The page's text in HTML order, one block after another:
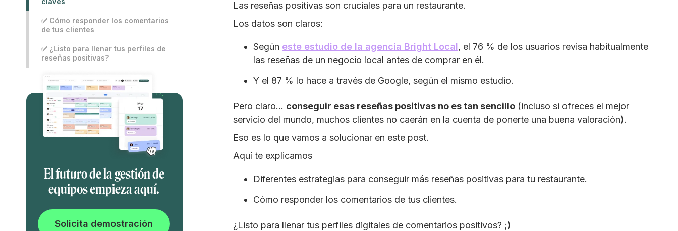
✅ Cómo responder los comentarios
de tus clientes
✅ ¿Listo para llenar tus perfiles de
reseñas positivas?
El futuro de la gestión de
equipos empieza aquí.
Solicita demostración
Las reseñas positivas son cruciales para un restaurante.
Los datos son claros:
Según este estudio de la agencia Bright Local, el 76 % de los usuarios revisa habitualmente
las reseñas de un negocio local antes de comprar en él.
Y el 87 % lo hace a través de Google, según el mismo estudio.
Pero claro… conseguir esas reseñas positivas no es tan sencillo (incluso si ofreces el mejor
servicio del mundo, muchos clientes no caerán en la cuenta de ponerte una buena valoración).
Eso es lo que vamos a solucionar en este post.
Aquí te explicamos
Diferentes estrategias para conseguir más reseñas positivas para tu restaurante.
Cómo responder los comentarios de tus clientes.
¿Listo para llenar tus perfiles digitales de comentarios positivos? ;)